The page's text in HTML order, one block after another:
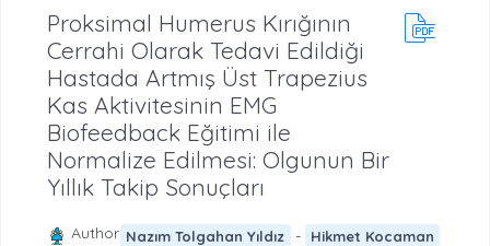
Proksimal Humerus Kırığının
Cerrahi Olarak Tedavi Edildiği
Hastada Artmış Üst Trapezius
Kas Aktivitesinin EMG
Biofeedback Eğitimi ile
Normalize Edilmesi: Olgunun Bir
Yıllık Takip Sonuçları
Author Nazım Tolgahan Yıldız -
Hikmet Kocaman